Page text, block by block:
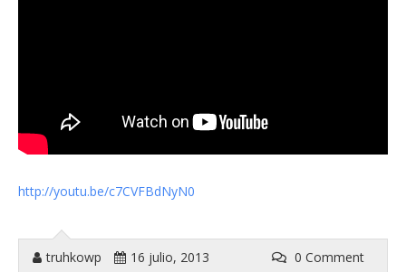
http://youtu.be/c7CVFBdNyN0
truhkowp 16 julio, 2013 0 Comment